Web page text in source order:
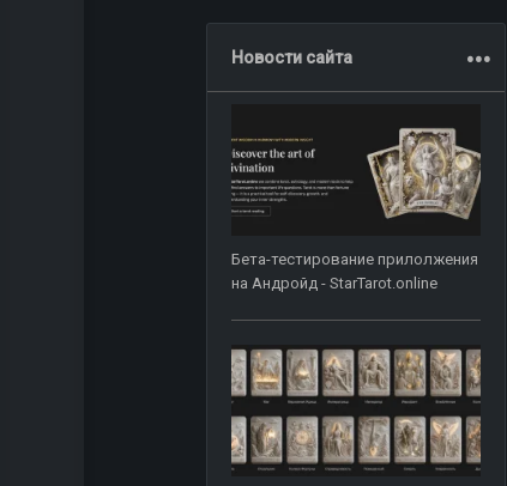
Новости сайта ...
Бета-тестирование прилолжения
на Андройд - StarTarot.online